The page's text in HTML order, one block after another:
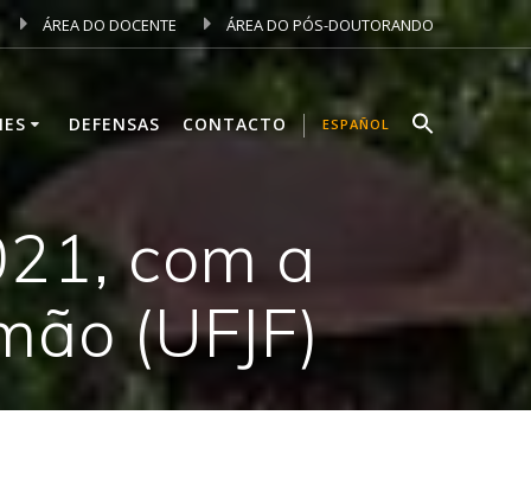
ÁREA DO DOCENTE ÁREA DO PÓS-DOUTORANDO
DEFENSAS CONTACTO ESPAÑOL
com a
(UFJF)